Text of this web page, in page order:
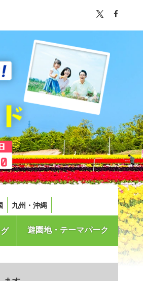
九州・沖縄
遊園地・テーマパーク